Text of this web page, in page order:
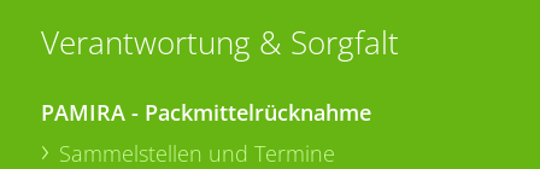
Verantwortung & Sorgfalt
PAMIRA - Packmittelrücknahme
Sammelstellen und Termine